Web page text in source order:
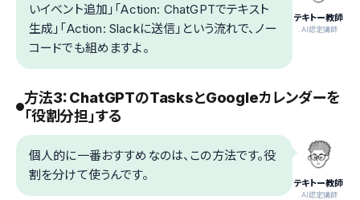
テキトー教師
.AI認定講師
いイベント追加」「Action: ChatGPTでテキスト
生成」「Action: Slackに送信」という流れで、ノー
コードでも組めますよ。
方法3：ChatGPTのTasksとGoogleカレンダーを
「役割分担」する
テキトー教師
.AI認定講師
個人的に一番おすすめなのは、この方法です。役
割を分けて使うんです。